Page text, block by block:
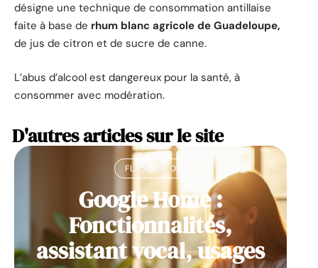
désigne une technique de consommation antillaise
faite à base de rhum blanc agricole de Guadeloupe,
de jus de citron et de sucre de canne.
L’abus d’alcool est dangereux pour la santé, à
consommer avec modération.
D'autres articles sur le site
FLASH INFO
Google Home :
Fonctionnalités,
assistant vocal, usages